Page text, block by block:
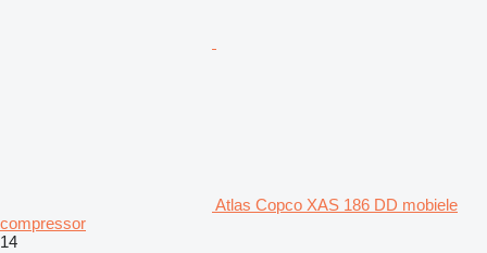
Atlas Copco XAS 186 DD mobiele
compressor
14